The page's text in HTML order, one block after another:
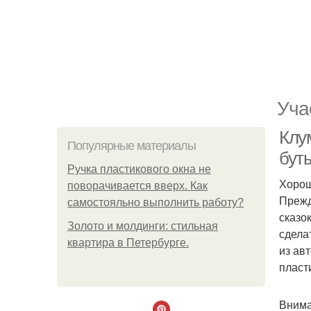
Популярные материалы
Ручка пластикового окна не
поворачивается вверх. Как
самостояльно выполнить работу?
Золото и молдинги: стильная
квартира в Петербурге.
из